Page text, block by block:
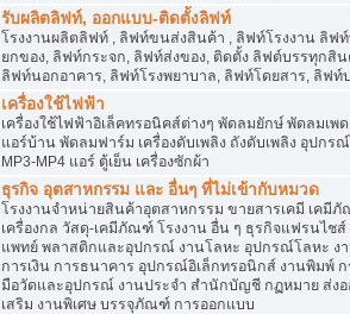
รับผลิตลิฟท์, ออกแบบ-ติดตั้งลิฟท์
โรงงานผลิตลิฟท์ , ลิฟท์ขนส่งสินค้า , ลิฟท์โรงงาน ลิฟ
ยกของ, ลิฟท์กระจก, ลิฟท์ส่งของ, ติดตั้ง ลิฟต์บรรทุกสิ
ลิฟท์นอกอาคาร, ลิฟท์โรงพยาบาล, ลิฟท์โดยสาร, ลิฟท์
เครื่องใช้ไฟฟ้า
เครื่องใช้ไฟฟ้าอิเล็คทรอนิคส์ต่างๆ พัดลมยักษ์ พัดลมเ
แอร์บ้าน พัดลมฟาร์ม เครื่องดับเพลิง ถังดับเพลิง อุปก
MP3-MP4 แอร์ ตู้เย็น เครื่องซักผ้า
ธุรกิจ อุตสาหกรรม และ อื่นๆ ที่ไม่เข้ากับหมวด
โรงงานจำหน่ายสินค้าอุตสาหกรรม ขายสารเคมี เคมี
เครื่องกล วัสดุ-เคมีภัณฑ์ โรงงาน อื่น ๆ ธุรกิจแฟรนไช
แพทย์ พลาสติกและอุปกรณ์ งานโลหะ อุปกรณ์โลหะ ง
การเงิน การธนาคาร อุปกรณ์อิเล็กทรอนิกส์ งานพิมพ์
มือวัดและอุปกรณ์ งานประจำ สำนักบัญชี กฏหมาย ส่งอ
เสริม งานพิเศษ บรรจุภัณฑ์ การออกแบบ